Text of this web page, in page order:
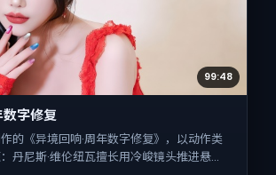
99:48
数字修复
的《异境回响·周年数字修复》，以动作类
丹尼斯·维伦纽瓦擅长用冷峻镜头推进悬